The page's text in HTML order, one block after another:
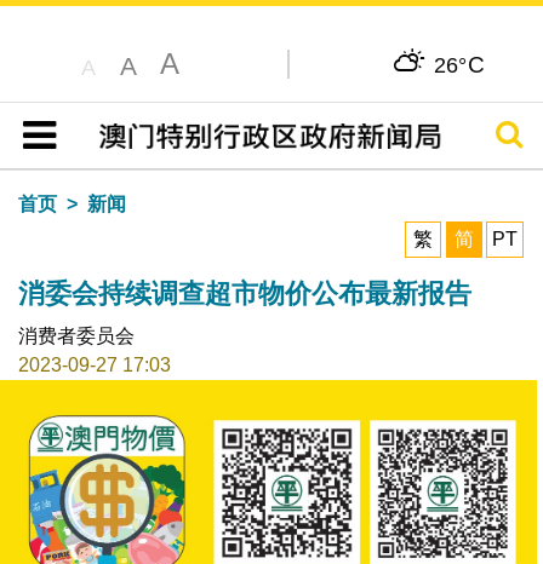
A A A 26°C
目录
搜寻
首页
新闻
繁
简 PT
消委会持续调查超市物价公布最新报告
消费者委员会
2023-09-27 17:03